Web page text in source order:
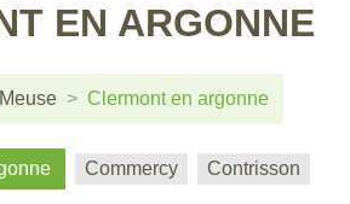
EN ARGONNE
Meuse Clermont en argonne
Commercy Contrisson